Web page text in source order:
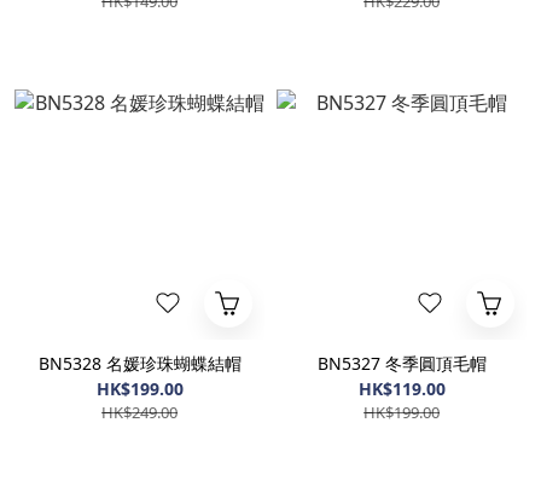
BN5328 名媛珍珠蝴蝶結帽
HK$199.00
HK$249.00
BN5327 冬季圓頂毛帽
HK$119.00
HK$199.00